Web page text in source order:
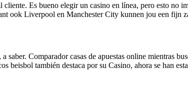
Es bueno elegir un casino en línea, pero esto no
ook Liverpool en Manchester City kunnen jou een fijn
Comparador casas de apuestas online mientras
beisbol también destaca por su Casino, ahora se han